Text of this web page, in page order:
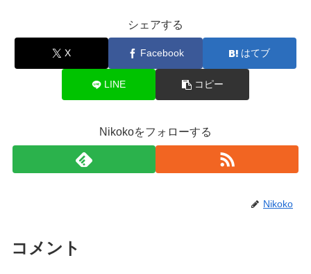
シェアする
X Facebook はてブ
LINE コピー
Nikokoをフォローする
Nikoko
コメント